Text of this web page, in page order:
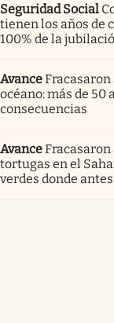
Seguridad Social
tienen los años de
100% de la
Avance
océano: más de 50
consecuencias
Avance
tortugas en el
verdes donde